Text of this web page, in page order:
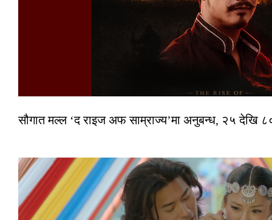
सौगात मल्ल ‘द राइज अफ साम्राज्य’मा अनुबन्ध, २५ देखि